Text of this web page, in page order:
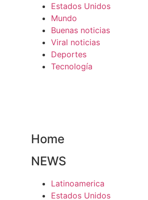
Estados Unidos
Mundo
Buenas noticias
Viral noticias
Deportes
Tecnología
Home
NEWS
Latinoamerica
Estados Unidos